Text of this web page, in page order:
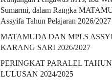
Sumarmi, dalam Rangka
Assyifa Tahun Pelajaran 2026/2027
MATAMUDA DAN MPLS
KARANG SARI 2026/2027
PERINGKAT PARALEL TAHUN
LULUSAN 2024/2025